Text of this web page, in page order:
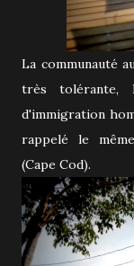
La communauté
très tolérante,
d'immigration
rappelé le
(Cape Cod).